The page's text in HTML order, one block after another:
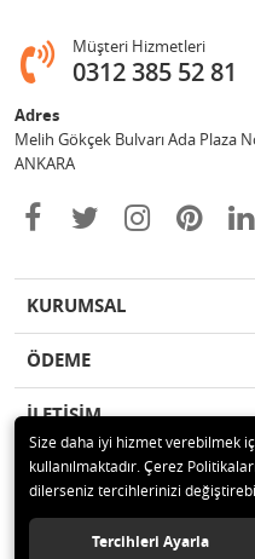
Müşteri Hizmetleri
0312 385 52 81
Adres
Melih Gökçek Bulvarı Ada Plaza
ANKARA
KURUMSAL
ÖDEME
İLETİŞİM
© 2020 ESA ÖLÇÜM VE TEST
Tüm
Size daha iyi hizmet verebilmek
kullanılmaktadır. Çerez
dilerseniz tercihlerinizi
Tercihleri Ayarla